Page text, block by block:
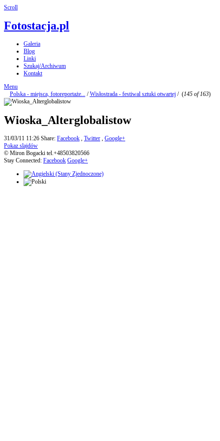
Scroll
Fotostacja.pl
Galeria
Blog
Linki
Szukaj/Archiwum
Kontakt
Menu
Polska - miejsca, fotoreportaże... /Wisłostrada - festiwal sztuki otwartej/ (145 of 163)
Wioska_Alterglobalistow
31/03/11 11:26 Share: Facebook , Twitter , Google+
Pokaz slajdów
© Miron Bogacki tel.+48503820566
Stay Connected: Facebook Google+